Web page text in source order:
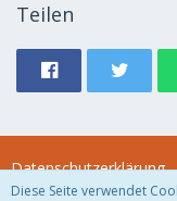
Teilen
Datenschutzerklärung
Diese Seite verwendet